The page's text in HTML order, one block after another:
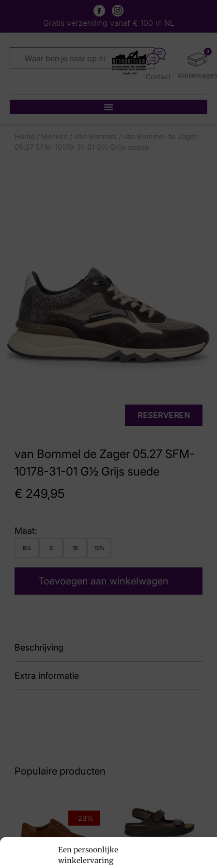
Een persoonlijke
winkelervaring
Gratis verzending vanaf € 100 in NL
0
Contact
Home / Merken / Van Bommel / van Bommel de Zager
05.27 SFM-10178-31-01 G½ Grijs suede
van Bommel de Zager 05.27 SFM-
10178-31-01 G½ Grijs suede
€ 249,95
RESERVEREN
Maat:
8½ 9 10 10½
Toevoegen aan winkelwagen
Beschrijving
90 de Zager 05.27 SFM-10178-31-01 G½
Extra informatie
Van Bommel
Artikelnummer
Populaire producten
-23%